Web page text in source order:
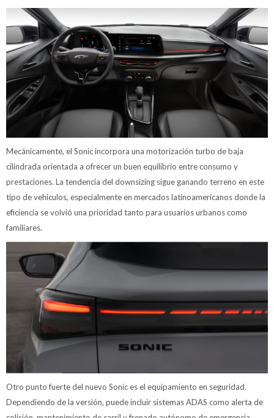
Mecánicamente, el Sonic incorpora una motorización turbo de baja
cilindrada orientada a ofrecer un buen equilibrio entre consumo y
prestaciones. La tendencia del downsizing sigue ganando terreno en este
tipo de vehículos, especialmente en mercados latinoamericanos donde la
eficiencia se volvió una prioridad tanto para usuarios urbanos como
familiares.
Otro punto fuerte del nuevo Sonic es el equipamiento en seguridad.
Dependiendo de la versión, puede incluir sistemas ADAS como alerta de